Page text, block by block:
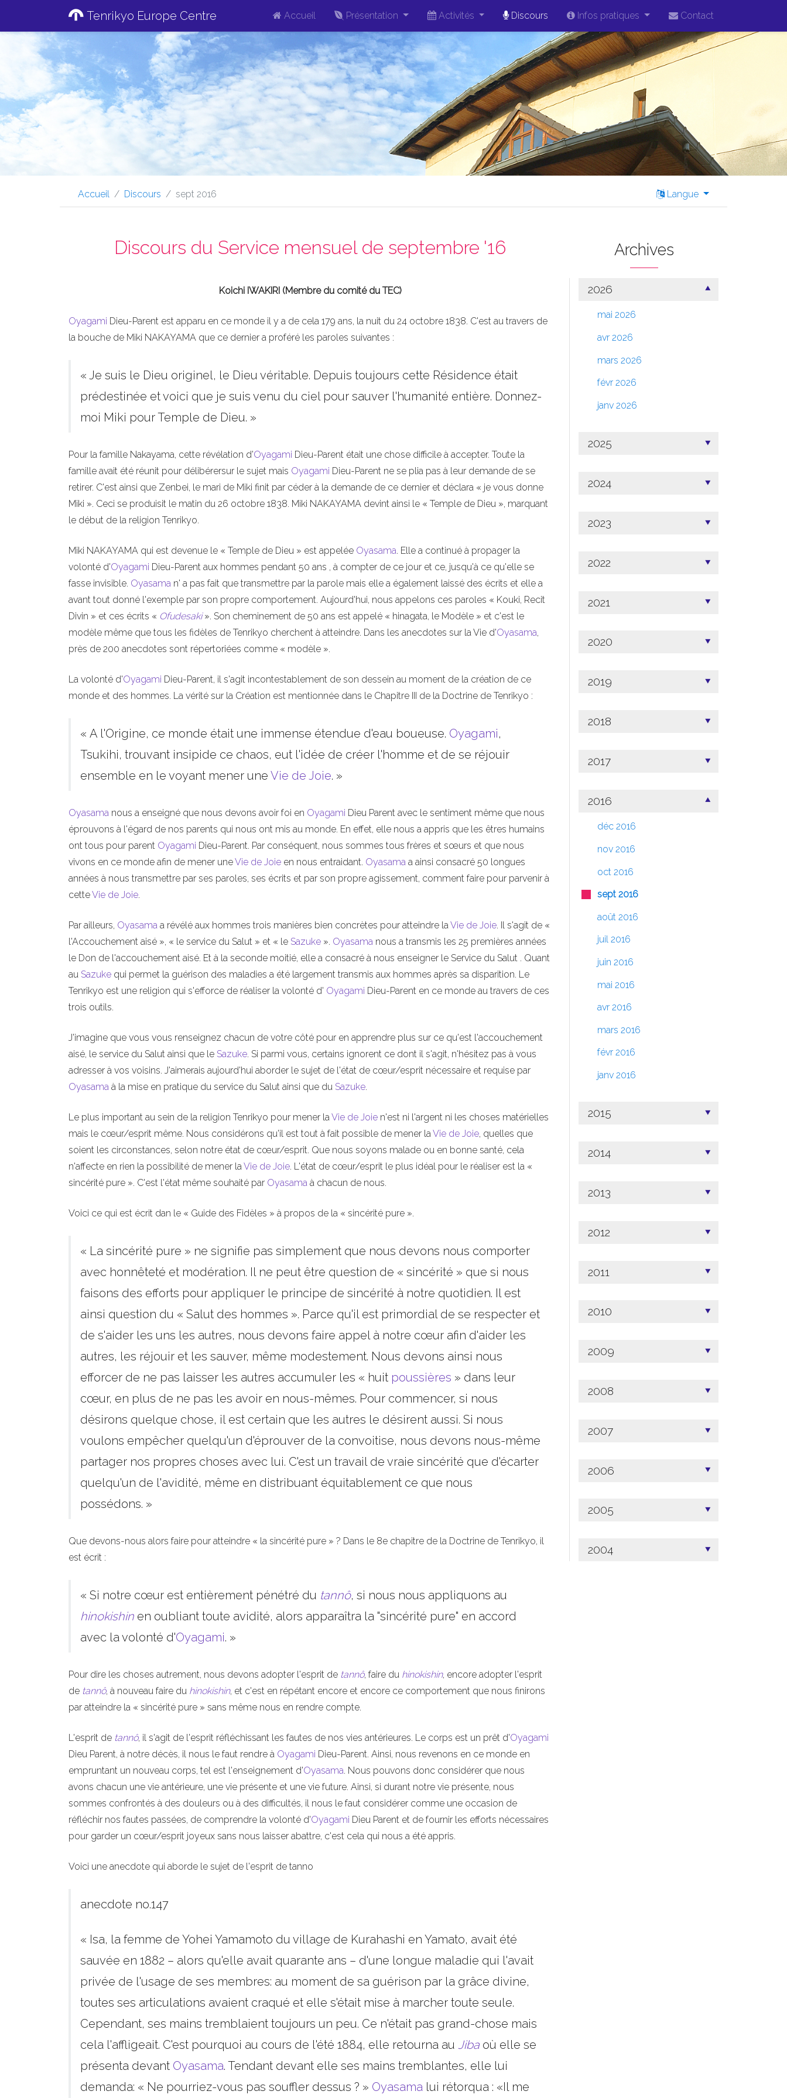
Tenrikyo Europe Centre Accueil Présentation Activités Discours Infos pratiques Contact
Langue
Accueil Discours sept 2016
Discours du Service mensuel de septembre '16
Koichi IWAKIRI (Membre du comité du TEC)
Oyagami Dieu-Parent est apparu en ce monde il y a de cela 179 ans, la nuit du 24 octobre 1838. C'est au travers de
la bouche de Miki NAKAYAMA que ce dernier a proféré les paroles suivantes :
« Je suis le Dieu originel, le Dieu véritable. Depuis toujours cette Résidence était
prédestinée et voici que je suis venu du ciel pour sauver l'humanité entière. Donnez-
moi Miki pour Temple de Dieu. »
Pour la famille Nakayama, cette révélation d'Oyagami Dieu-Parent était une chose difficile à accepter. Toute la
famille avait été réunit pour délibérersur le sujet mais Oyagami Dieu-Parent ne se plia pas à leur demande de se
retirer. C'est ainsi que Zenbei, le mari de Miki finit par céder à la demande de ce dernier et déclara « je vous donne
Miki ». Ceci se produisit le matin du 26 octobre 1838. Miki NAKAYAMA devint ainsi le « Temple de Dieu », marquant
le début de la religion Tenrikyo.
Miki NAKAYAMA qui est devenue le « Temple de Dieu » est appelée Oyasama. Elle a continué à propager la
volonté d'Oyagami Dieu-Parent aux hommes pendant 50 ans , à compter de ce jour et ce, jusqu'à ce qu'elle se
fasse invisible. Oyasama n' a pas fait que transmettre par la parole mais elle a également laissé des écrits et elle a
avant tout donné l'exemple par son propre comportement. Aujourd'hui, nous appelons ces paroles « Kouki, Recit
Divin » et ces écrits « Ofudesaki». Son cheminement de 50 ans est appelé « hinagata, le Modèle » et c'est le
modèle même que tous les fidèles de Tenrikyo cherchent à atteindre. Dans les anecdotes sur la Vie d'Oyasama,
près de 200 anecdotes sont répertoriées comme « modèle ».
La volonté d'Oyagami Dieu-Parent, il s'agit incontestablement de son dessein au moment de la création de ce
monde et des hommes. La vérité sur la Création est mentionnée dans le Chapitre III de la Doctrine de Tenrikyo :
« A l'Origine, ce monde était une immense étendue d'eau boueuse. Oyagami,
Tsukihi, trouvant insipide ce chaos, eut l'idée de créer l'homme et de se réjouir
ensemble en le voyant mener une Vie de Joie. »
Oyasama nous a enseigné que nous devons avoir foi en Oyagami Dieu Parent avec le sentiment même que nous
éprouvons à l'égard de nos parents qui nous ont mis au monde. En effet, elle nous a appris que les êtres humains
ont tous pour parent Oyagami Dieu-Parent. Par conséquent, nous sommes tous frères et sœurs et que nous
vivons en ce monde afin de mener uneVie de Joie en nous entraidant. Oyasama a ainsi consacré 50 longues
années à nous transmettre par ses paroles, ses écrits et par son propre agissement, comment faire pour parvenir à
cetteVie de Joie.
Par ailleurs, Oyasama a révélé aux hommes trois manières bien concrètes pour atteindre laVie de Joie. Il s'agit de «
l'Accouchement aisé », « le service du Salut » et « le Sazuke ». Oyasama nous a transmis les 25 premières années
le Don de l'accouchement aisé. Et à la seconde moitié, elle a consacré à nous enseigner le Service du Salut . Quant
au Sazuke qui permet la guérison des maladies a été largement transmis aux hommes après sa disparition. Le
Tenrikyo est une religion qui s'efforce de réaliser la volonté d' Oyagami Dieu-Parent en ce monde au travers de ces
trois outils.
J'imagine que vous vous renseignez chacun de votre côté pour en apprendre plus sur ce qu'est l'accouchement
aisé, le service du Salut ainsi que le Sazuke. Si parmi vous, certains ignorent ce dont il s'agit, n'hésitez pas à vous
adresser à vos voisins. J'aimerais aujourd'hui aborder le sujet de l'état de cœur/esprit nécessaire et requise par
Oyasama à la mise en pratique du service du Salut ainsi que du Sazuke.
Le plus important au sein de la religion Tenrikyo pour mener laVie de Joie n'est ni l'argent ni les choses matérielles
mais le cœur/esprit même. Nous considérons qu'il est tout à fait possible de mener laVie de Joie, quelles que
soient les circonstances, selon notre état de cœur/esprit. Que nous soyons malade ou en bonne santé, cela
n'affecte en rien la possibilité de mener laVie de Joie. L'état de cœur/esprit le plus idéal pour le réaliser est la «
sincérité pure ». C'est l'état même souhaité par Oyasama à chacun de nous.
Voici ce qui est écrit dan le « Guide des Fidèles » à propos de la « sincérité pure ».
« La sincérité pure » ne signifie pas simplement que nous devons nous comporter
avec honnêteté et modération. Il ne peut être question de « sincérité » que si nous
faisons des efforts pour appliquer le principe de sincérité à notre quotidien. Il est
ainsi question du « Salut des hommes ». Parce qu'il est primordial de se respecter et
de s'aider les uns les autres, nous devons faire appel à notre cœur afin d'aider les
autres, les réjouir et les sauver, même modestement. Nous devons ainsi nous
efforcer de ne pas laisser les autres accumuler les « huit poussières » dans leur
cœur, en plus de ne pas les avoir en nous-mêmes. Pour commencer, si nous
désirons quelque chose, il est certain que les autres le désirent aussi. Si nous
voulons empêcher quelqu'un d'éprouver de la convoitise, nous devons nous-même
partager nos propres choses avec lui. C'est un travail de vraie sincérité que d'écarter
quelqu'un de l'avidité, même en distribuant équitablement ce que nous
possédons. »
Que devons-nous alors faire pour atteindre « la sincérité pure » ? Dans le 8e chapitre de la Doctrine de Tenrikyo, il
est écrit :
« Si notre cœur est entièrement pénétré du tannô, si nous nous appliquons au
hinokishin en oubliant toute avidité, alors apparaîtra la "sincérité pure" en accord
avec la volonté d'Oyagami. »
Pour dire les choses autrement, nous devons adopter l'esprit de tannô, faire du hinokishin, encore adopter l'esprit
de tannô, à nouveau faire du hinokishin, et c'est en répétant encore et encore ce comportement que nous finirons
par atteindre la « sincérité pure » sans même nous en rendre compte.
L'esprit de tannô, il s'agit de l'esprit réfléchissant les fautes de nos vies antérieures. Le corps est un prêt d'Oyagami
Dieu Parent, à notre décès, il nous le faut rendre à Oyagami Dieu-Parent. Ainsi, nous revenons en ce monde en
empruntant un nouveau corps, tel est l'enseignement d'Oyasama. Nous pouvons donc considérer que nous
avons chacun une vie antérieure, une vie présente et une vie future. Ainsi, si durant notre vie présente, nous
sommes confrontés à des douleurs ou à des difficultés, il nous le faut considérer comme une occasion de
réfléchir nos fautes passées, de comprendre la volonté d'Oyagami Dieu Parent et de fournir les efforts nécessaires
pour garder un cœur/esprit joyeux sans nous laisser abattre, c'est cela qui nous a été appris.
Voici une anecdote qui aborde le sujet de l'esprit de tanno
anecdote no.147
« Isa, la femme de Yohei Yamamoto du village de Kurahashi en Yamato, avait été
sauvée en 1882 – alors qu'elle avait quarante ans – d'une longue maladie qui l'avait
privée de l'usage de ses membres: au moment de sa guérison par la grâce divine,
toutes ses articulations avaient craqué et elle s'était mise à marcher toute seule.
Cependant, ses mains tremblaient toujours un peu. Ce n'était pas grand-chose mais
cela l'affligeait. C'est pourquoi au cours de l'été 1884, elle retourna au Jiba où elle se
présenta devant Oyasama. Tendant devant elle ses mains tremblantes, elle lui
demanda: « Ne pourriez-vous pas souffler dessus ? » Oyasama lui rétorqua : «Il me
Archives
2026
mai 2026
avr 2026
mars 2026
févr 2026
janv 2026
2025
2024
2023
2022
2021
2020
2019
2018
2017
2016
déc 2016
nov 2016
oct 2016
sept 2016
août 2016
juil 2016
juin 2016
mai 2016
avr 2016
mars 2016
févr 2016
janv 2016
2015
2014
2013
2012
2011
2010
2009
2008
2007
2006
2005
2004